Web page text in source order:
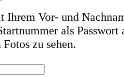
Vor- und
als Passwort
zu sehen.